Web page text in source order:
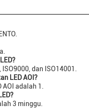
dan ISO14001.
LED AOI?
adalah 1.
3 minggu.